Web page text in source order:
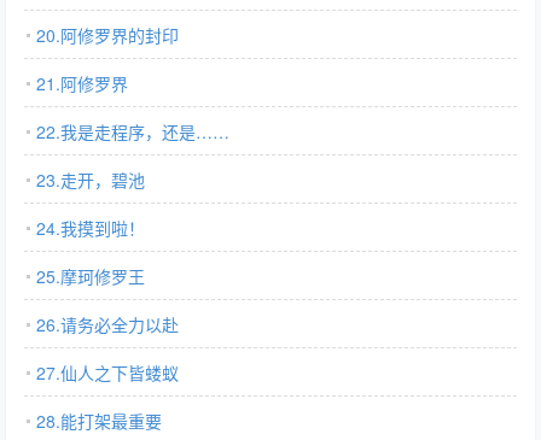
20.阿修罗界的封印
21.阿修罗界
22.我是走程序，还是……
23.走开，碧池
24.我摸到啦！
25.摩珂修罗王
26.请务必全力以赴
27.仙人之下皆蝼蚁
28.能打架最重要